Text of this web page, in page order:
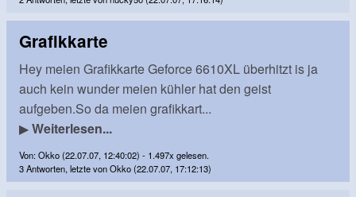
Grafikkarte
Hey meien Grafikkarte Geforce 6610XL überhitzt is ja
auch kein wunder meien kühler hat den geist
aufgeben.So da meien grafikkart...
▶Weiterlesen...
Von: Okko (22.07.07, 12:40:02) - 1.497x gelesen.
3 Antworten, letzte von Okko (22.07.07, 17:12:13)